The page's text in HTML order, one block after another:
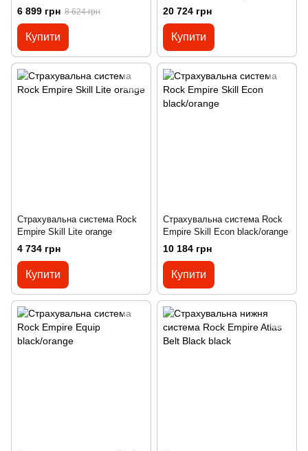
6 899 грн 8 624 грн
Купити
black/yellow
20 724 грн
Купити
Страхувальна система Rock
Empire Skill Lite orange
4 734 грн
Купити
Страхувальна система Rock
Empire Skill Econ black/orange
10 184 грн
Купити